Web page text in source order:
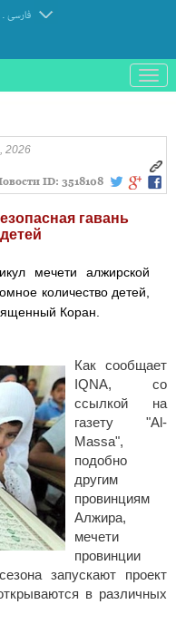
. فارسی
باز
و
کردن
2026
ID: 3518108
гавань
мечети алжирской
количество детей,
Коран.
Как сообщает
IQNA, со
ссылкой на
газету "Al-
Massa",
подобно
другим
провинциям
Алжира,
мечети
провинции
запускают проект
в различных